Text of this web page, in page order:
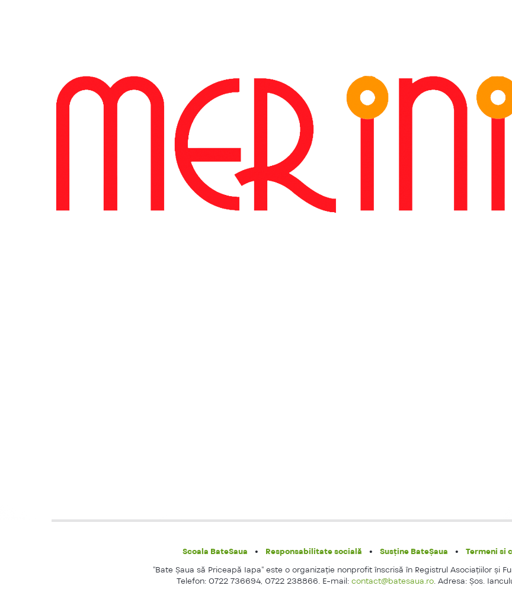
Scoala BateSaua Responsabilitate socială Susține BateȘaua
Termeni si
"Bate Şaua să Priceapă Iapa" este o organizaţie nonprofit înscrisă în Registrul Asociaţiilor şi
Telefon: 0722 736694, 0722 238866. E-mail: contact@batesaua.ro. Adresa: Şos.